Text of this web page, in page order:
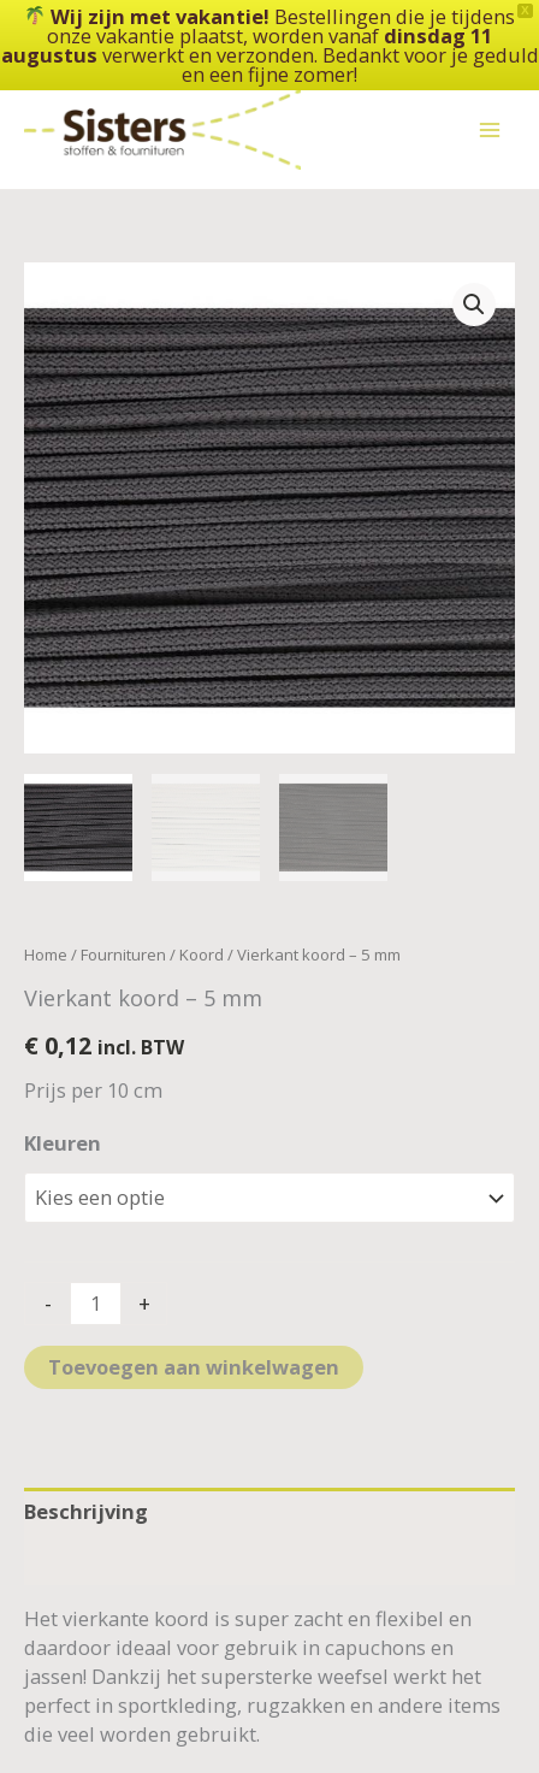
X
Wij zijn met vakantie! Bestellingen die je tijdens
onze vakantie plaatst, worden vanaf dinsdag 11
augustus verwerkt en verzonden. Bedankt voor je geduld
en een fijne zomer!
de
inhoud
Home / Fournituren / Koord / Vierkant koord – 5 mm
Vierkant koord – 5 mm
€ 0,12 incl. BTW
Prijs per 10 cm
Kleuren
-
koord
-
5
mm
aantal
+
Toevoegen aan winkelwagen
Beschrijving
Het vierkante koord is super zacht en flexibel en
daardoor ideaal voor gebruik in capuchons en
jassen! Dankzij het supersterke weefsel werkt het
perfect in sportkleding, rugzakken en andere items
die veel worden gebruikt.